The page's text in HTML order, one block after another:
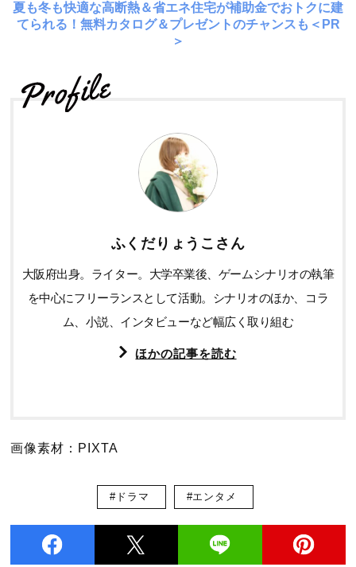
夏も冬も快適な高断熱＆省エネ住宅が補助金でおトクに建
てられる！無料カタログ＆プレゼントのチャンスも＜PR
＞
ふくだりょうこさん
大阪府出身。ライター。大学卒業後、ゲームシナリオの執筆
を中心にフリーランスとして活動。シナリオのほか、コラ
ム、小説、インタビューなど幅広く取り組む
ほかの記事を読む
画像素材：PIXTA
#ドラマ #エンタメ